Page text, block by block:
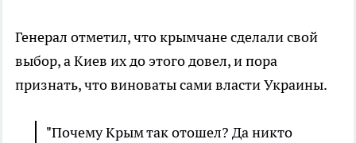
Генерал отметил, что крымчане сделали свой
выбор, а Киев их до этого довел, и пора
признать, что виноваты сами власти Украины.
"Почему Крым так отошел? Да никто